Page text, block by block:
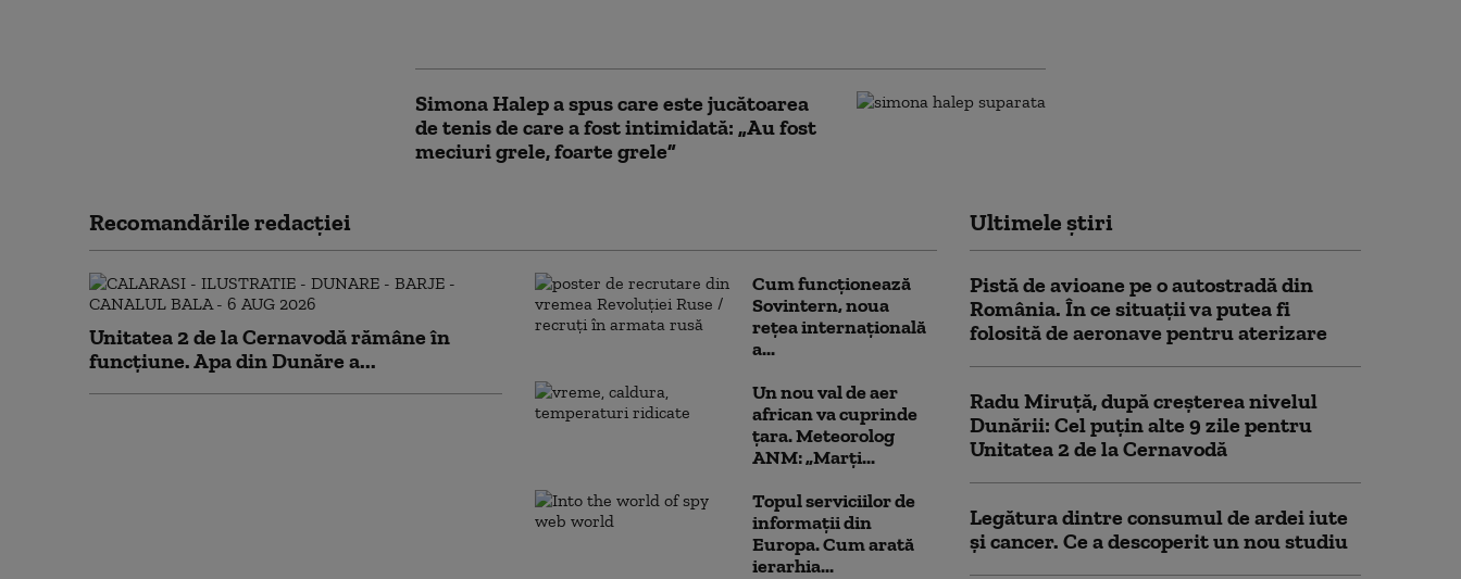
Simona Halep a spus care este jucătoarea
de tenis de care a fost intimidată: „Au fost
meciuri grele, foarte grele”
Recomandările redacţiei
Unitatea 2 de la Cernavodă rămâne în
funcțiune. Apa din Dunăre a...
Cum funcționează
Sovintern, noua
rețea internațională
a...
Un nou val de aer
african va cuprinde
țara. Meteorolog
ANM: „Marți...
Topul serviciilor de
informații din
Europa. Cum arată
ierarhia...
Ultimele știri
Pistă de avioane pe o autostradă din
România. În ce situații va putea fi
folosită de aeronave pentru aterizare
Radu Miruță, după creșterea nivelul
Dunării: Cel puțin alte 9 zile pentru
Unitatea 2 de la Cernavodă
Legătura dintre consumul de ardei iute
și cancer. Ce a descoperit un nou studiu